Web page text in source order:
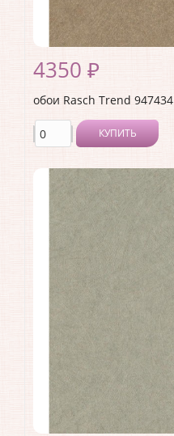
4350 ₽
обои Rasch Trend 947434
КУПИТЬ
Коллекция:Trend
Длина рулона:
10.05 .
Ширина рулона:
Материал покрытия:
Германия
Материал основы:
Флизелин